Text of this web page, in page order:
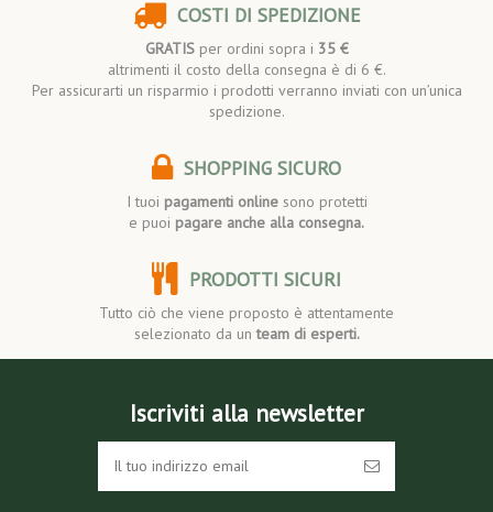
COSTI DI SPEDIZIONE
GRATISper ordini sopra i 35 €
altrimenti il costo della consegna è di 6 €.
Per assicurarti un risparmio i prodotti verranno inviati con un’unica
spedizione.
SHOPPING SICURO
I tuoi pagamenti onlinesono protetti
e puoi pagare anche alla consegna.
PRODOTTI SICURI
Tutto ciò che viene proposto è attentamente
selezionato da unteam di esperti.
Iscriviti alla newsletter